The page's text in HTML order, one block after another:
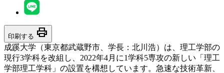
印刷する print
成蹊大学（東京都武蔵野市、学長：北川浩）は、理工学部の
現行3学科を改組し、2022年4月に1学科5専攻の新しい「理工
学部理工学科」の設置を構想しています。急速な技術革新、